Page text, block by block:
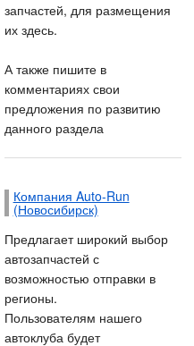
запчастей, для размещения
их здесь.
А также пишите в
комментариях свои
предложения по развитию
данного раздела
Компания Auto-Run
(Новосибирск)
Предлагает широкий выбор
автозапчастей с
возможностью отправки в
регионы.
Пользователям нашего
автоклуба будет